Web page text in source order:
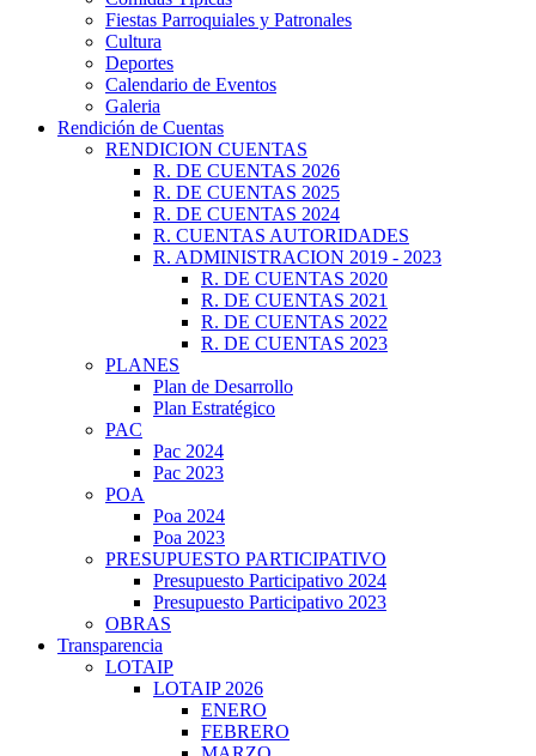
Fiestas Parroquiales y Patronales
Cultura
Deportes
Calendario de Eventos
Galeria
Rendición de Cuentas
RENDICION CUENTAS
R. DE CUENTAS 2026
R. DE CUENTAS 2025
R. DE CUENTAS 2024
R. CUENTAS AUTORIDADES
R. ADMINISTRACION 2019 - 2023
R. DE CUENTAS 2020
R. DE CUENTAS 2021
R. DE CUENTAS 2022
R. DE CUENTAS 2023
PLANES
Plan de Desarrollo
Plan Estratégico
PAC
Pac 2024
Pac 2023
POA
Poa 2024
Poa 2023
PRESUPUESTO PARTICIPATIVO
Presupuesto Participativo 2024
Presupuesto Participativo 2023
OBRAS
Transparencia
LOTAIP
LOTAIP 2026
ENERO
FEBRERO